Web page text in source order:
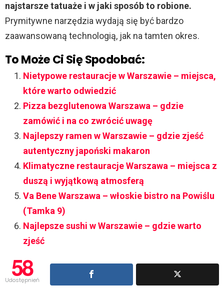
najstarsze tatuaże i w jaki sposób to robione.
Prymitywne narzędzia wydają się być bardzo
zaawansowaną technologią, jak na tamten okres.
To Może Ci Się Spodobać:
Nietypowe restauracje w Warszawie – miejsca,
które warto odwiedzić
Pizza bezglutenowa Warszawa – gdzie
zamówić i na co zwrócić uwagę
Najlepszy ramen w Warszawie – gdzie zjeść
autentyczny japoński makaron
Klimatyczne restauracje Warszawa – miejsca z
duszą i wyjątkową atmosferą
Va Bene Warszawa – włoskie bistro na Powiślu
(Tamka 9)
Najlepsze sushi w Warszawie – gdzie warto
zjeść
58
Udostępnień